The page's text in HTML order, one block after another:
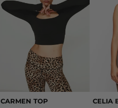
CARMEN TOP CELIA